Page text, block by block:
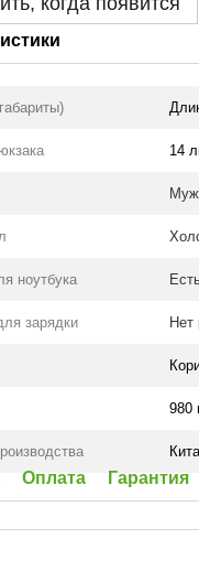
14
ноутбука
зарядки Нет
980
Оплата Гарантия